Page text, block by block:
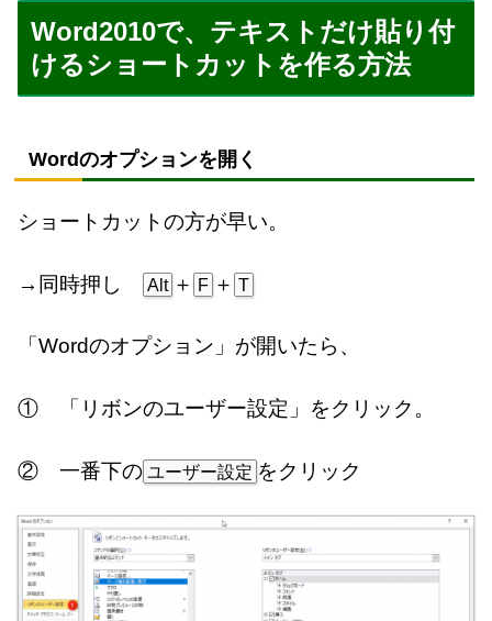
Word2010で、テキストだけ貼り付
けるショートカットを作る方法
Wordのオプションを開く
ショートカットの方が早い。
→同時押し Alt ＋ F ＋ T
「Wordのオプション」が開いたら、
① 「リボンのユーザー設定」をクリック。
② 一番下の ユーザー設定 をクリック